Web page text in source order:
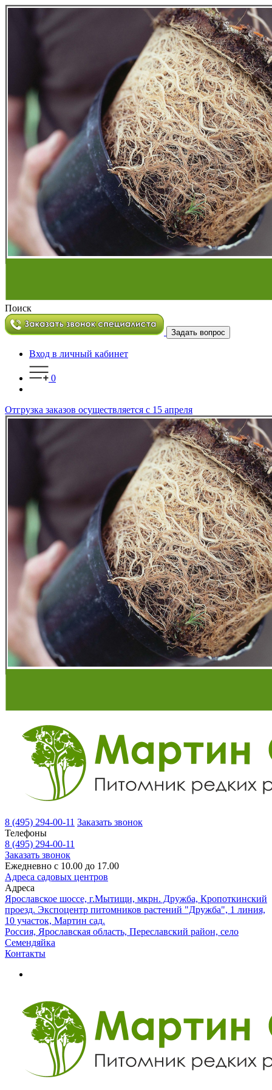
Поиск
Задать вопрос
Вход в личный кабинет
0
Отгрузка заказов осуществляется с 15 апреля
8 (495) 294-00-11 Заказать звонок
Телефоны
8 (495) 294-00-11
Заказать звонок
Ежедневно с 10.00 до 17.00
Адреса садовых центров
Адреса
Ярославское шоссе, г.Мытищи, мкрн. Дружба, Кропоткинский
проезд. Экспоцентр питомников растений "Дружба", 1 линия,
10 участок, Мартин сад.
Россия, Ярославская область, Переславский район, село
Семендяйка
Контакты